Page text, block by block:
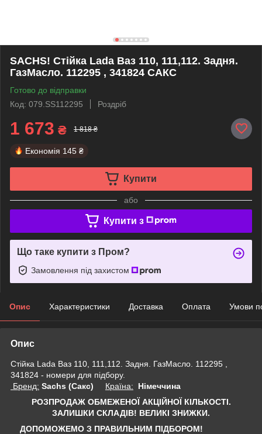
SACHS! Стійка Lada Ваз 110, 111,112. Задня.
ГазМасло. 112295 , 341824 САКС
Готово до відправки
Код: 079.SS112295
Роздріб
1 673 ₴ 1 818 ₴
Економія 145 ₴
Купити
або
Купити з
Що таке купити з Пром?
Замовлення під захистом
Опис Характеристики Доставка Оплата Умови
Опис
Стійка Lada Ваз 110, 111,112. Задня. ГазМасло. 112295 ,
341824 - номери для підбору.
Бренд: Sachs (Сакс) Країна: Німеччина
РОЗПРОДАЖ ОБМЕЖЕНОЇ АКЦІЙНОЇ КІЛЬКОСТІ.
ЗАЛИШКИ СКЛАДІВ! ВЕЛИКІ ЗНИЖКИ.
ДОПОМОЖЕМО З ПРАВИЛЬНИМ ПІДБОРОМ!